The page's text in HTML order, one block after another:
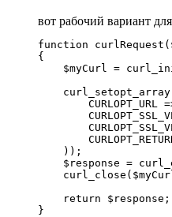
вот рабочий вариант
function
{
$myCurl =
CURLOPT_URL
    ));
$response =
    return $response;
}